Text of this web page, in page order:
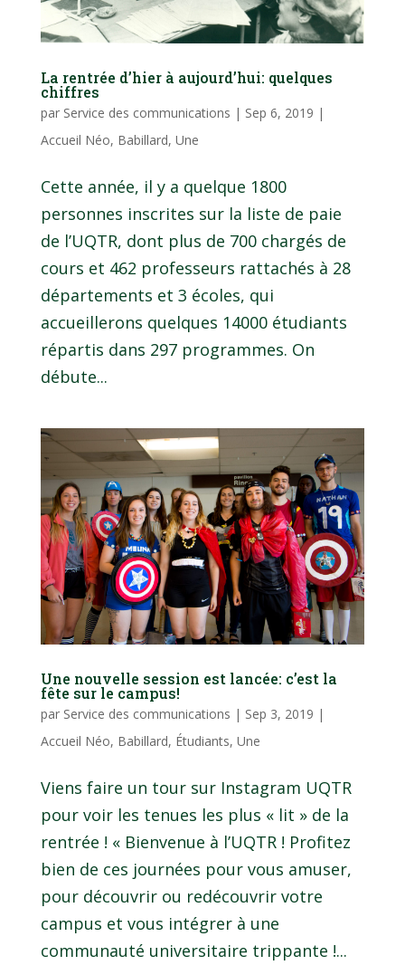
La rentrée d’hier à aujourd’hui: quelques
chiffres
par Service des communications | Sep 6, 2019 |
Accueil Néo, Babillard, Une
Cette année, il y a quelque 1800
personnes inscrites sur la liste de paie
de l’UQTR, dont plus de 700 chargés de
cours et 462 professeurs rattachés à 28
départements et 3 écoles, qui
accueillerons quelques 14000 étudiants
répartis dans 297 programmes. On
débute...
Une nouvelle session est lancée: c’est la
fête sur le campus!
par Service des communications | Sep 3, 2019 |
Accueil Néo, Babillard, Étudiants, Une
Viens faire un tour sur Instagram UQTR
pour voir les tenues les plus « lit » de la
rentrée ! « Bienvenue à l’UQTR ! Profitez
bien de ces journées pour vous amuser,
pour découvrir ou redécouvrir votre
campus et vous intégrer à une
communauté universitaire trippante !...